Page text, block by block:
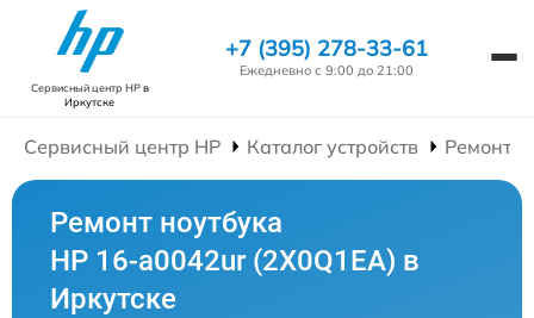
Сервисный центр HPв
Иркутске
+7 (395) 278-33-61
Ежедневно с 9:00 до 21:00
Сервисный центр HP Каталог устройств Ремонт
Ремонт ноутбука
HP 16-a0042ur (2X0Q1EA) в
Иркутске